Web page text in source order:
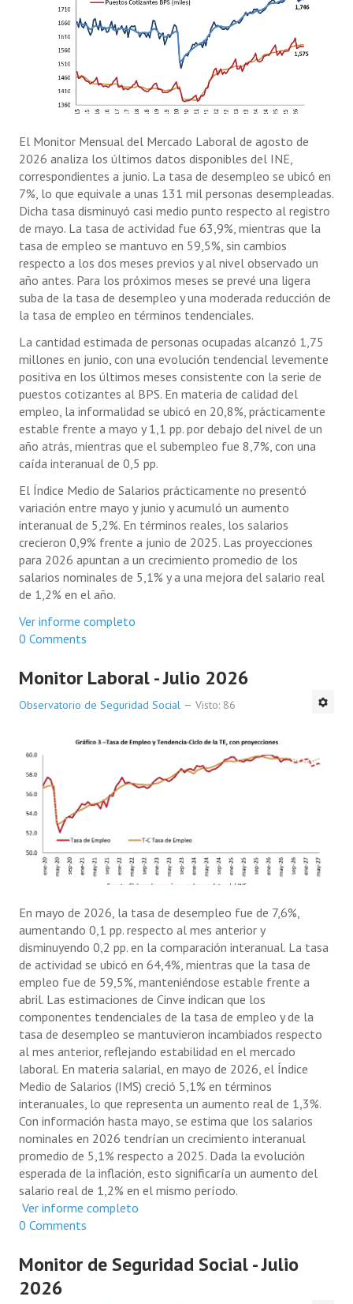
El Monitor Mensual del Mercado Laboral de agosto de
2026 analiza los últimos datos disponibles del INE,
correspondientes a junio. La tasa de desempleo se ubicó en
7%, lo que equivale a unas 131 mil personas desempleadas.
Dicha tasa disminuyó casi medio punto respecto al registro
de mayo. La tasa de actividad fue 63,9%, mientras que la
tasa de empleo se mantuvo en 59,5%, sin cambios
respecto a los dos meses previos y al nivel observado un
año antes. Para los próximos meses se prevé una ligera
suba de la tasa de desempleo y una moderada reducción de
la tasa de empleo en términos tendenciales.
La cantidad estimada de personas ocupadas alcanzó 1,75
millones en junio, con una evolución tendencial levemente
positiva en los últimos meses consistente con la serie de
puestos cotizantes al BPS. En materia de calidad del
empleo, la informalidad se ubicó en 20,8%, prácticamente
estable frente a mayo y 1,1 pp. por debajo del nivel de un
año atrás, mientras que el subempleo fue 8,7%, con una
caída interanual de 0,5 pp.
El Índice Medio de Salarios prácticamente no presentó
variación entre mayo y junio y acumuló un aumento
interanual de 5,2%. En términos reales, los salarios
crecieron 0,9% frente a junio de 2025. Las proyecciones
para 2026 apuntan a un crecimiento promedio de los
salarios nominales de 5,1% y a una mejora del salario real
de 1,2% en el año.
Ver informe completo
0 Comments
Monitor Laboral - Julio 2026
Observatorio de Seguridad Social Visto: 86
En mayo de 2026, la tasa de desempleo fue de 7,6%,
aumentando 0,1 pp. respecto al mes anterior y
disminuyendo 0,2 pp. en la comparación interanual. La tasa
de actividad se ubicó en 64,4%, mientras que la tasa de
empleo fue de 59,5%, manteniéndose estable frente a
abril. Las estimaciones de Cinve indican que los
componentes tendenciales de la tasa de empleo y de la
tasa de desempleo se mantuvieron incambiados respecto
al mes anterior, reflejando estabilidad en el mercado
laboral. En materia salarial, en mayo de 2026, el Índice
Medio de Salarios (IMS) creció 5,1% en términos
interanuales, lo que representa un aumento real de 1,3%.
Con información hasta mayo, se estima que los salarios
nominales en 2026 tendrían un crecimiento interanual
promedio de 5,1% respecto a 2025. Dada la evolución
esperada de la inflación, esto significaría un aumento del
salario real de 1,2% en el mismo período.
Ver informe completo
0 Comments
Monitor de Seguridad Social - Julio
2026